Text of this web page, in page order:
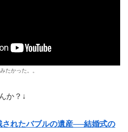
たかった。。
か？↓
されたバブルの遺産──結婚式の